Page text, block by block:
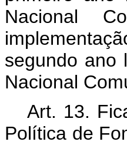
Nacional
segundo ano
Nacional
Art. 13.
Política de